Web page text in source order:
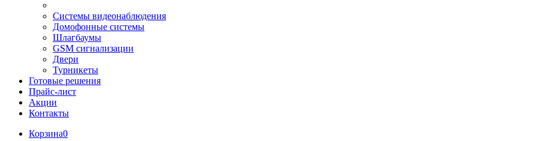
Системы видеонаблюдения
Домофонные системы
Шлагбаумы
GSM сигнализации
Двери
Турникеты
Готовые решения
Прайс-лист
Акции
Контакты
Корзина0